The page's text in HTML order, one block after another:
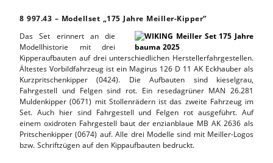
8 997.43 – Modellset „175 Jahre Meiller-Kipper“
Das Set erinnert an die
Modellhistorie mit drei
Kipperaufbauten auf drei unterschiedlichen Herstellerfahrgestellen.
Ältestes Vorbildfahrzeug ist ein Magirus 126 D 11 AK Eckhauber als
Kurzpritschenkipper (0424). Die Aufbauten sind kieselgrau,
Fahrgestell und Felgen sind rot. Ein resedagrüner MAN 26.281
Muldenkipper (0671) mit Stollenrädern ist das zweite Fahrzeug im
Set. Auch hier sind Fahrgestell und Felgen rot ausgeführt. Auf
einem oxidroten Fahrgestell baut der enzianblaue MB AK 2636 als
Pritschenkipper (0674) auf. Alle drei Modelle sind mit Meiller-Logos
bzw. Schriftzügen auf den Kippaufbauten bedruckt.